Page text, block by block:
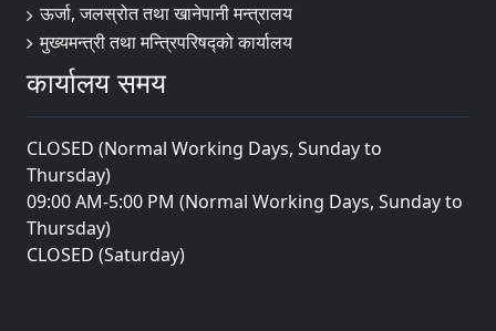
ऊर्जा, जलस्रोत तथा खानेपानी मन्त्रालय
मुख्यमन्त्री तथा मन्त्रिपरिषद्को कार्यालय
कार्यालय समय
CLOSED (Normal Working Days, Sunday to
Thursday)
09:00 AM-5:00 PM (Normal Working Days, Sunday to
Thursday)
CLOSED (Saturday)